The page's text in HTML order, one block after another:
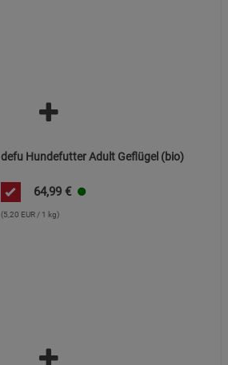
defu Hundefutter Adult Geflügel (bio)
64,99 €
(5,20 EUR / 1 kg)